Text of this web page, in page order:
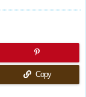
Copy